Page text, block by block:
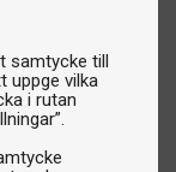
samtycke till
uppge vilka
i rutan